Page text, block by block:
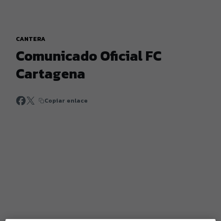
CANTERA
Comunicado Oficial FC
Cartagena
Copiar enlace